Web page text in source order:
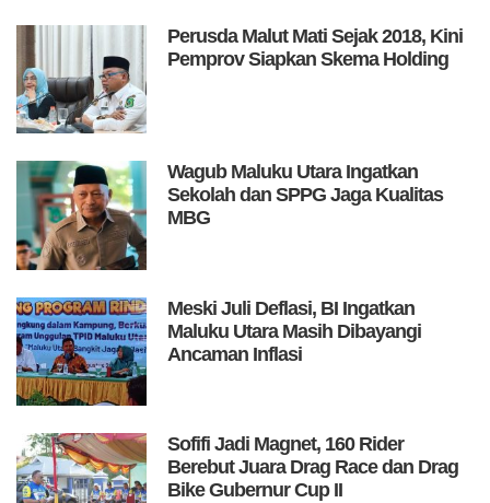
Perusda Malut Mati Sejak 2018, Kini
Pemprov Siapkan Skema Holding
Wagub Maluku Utara Ingatkan
Sekolah dan SPPG Jaga Kualitas
MBG
Meski Juli Deflasi, BI Ingatkan
Maluku Utara Masih Dibayangi
Ancaman Inflasi
Sofifi Jadi Magnet, 160 Rider
Berebut Juara Drag Race dan Drag
Bike Gubernur Cup II